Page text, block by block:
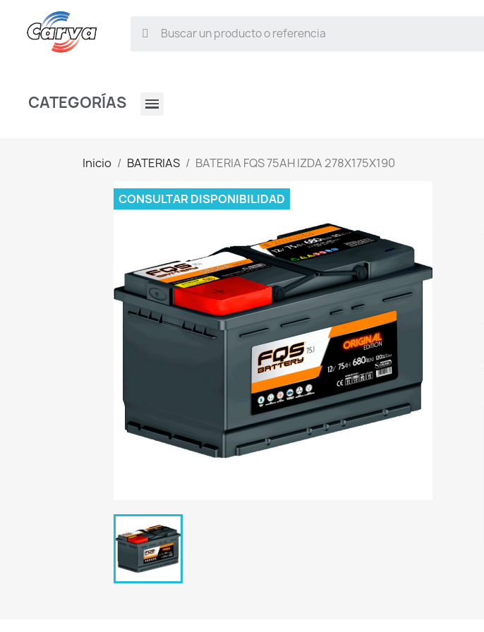
CATEGORÍAS
Inicio BATERIAS BATERIA FQS 75AH IZDA 278X175X190
CONSULTAR DISPONIBILIDAD